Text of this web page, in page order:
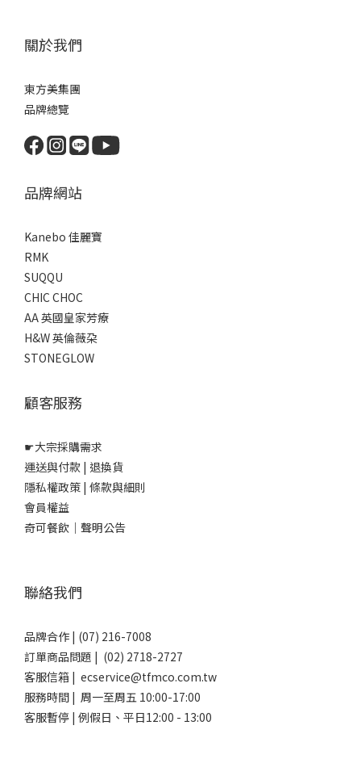
關於我們
東方美集團
品牌總覽
品牌網站
Kanebo 佳麗寶
RMK
SUQQU
CHIC CHOC
AA 英國皇家芳療
H&W 英倫薇朶
STONEGLOW
顧客服務
☛大宗採購需求
運送與付款 | 退換貨
隱私權政策 | 條款與細則
會員權益
奇可餐飲｜聲明公告
聯絡我們
品牌合作 | (07) 216-7008
訂單商品問題 | (02) 2718-2727
客服信箱 | ecservice@tfmco.com.tw
服務時間 | 周一至周五 10:00-17:00
客服暫停 | 例假日、平日12:00 - 13:00